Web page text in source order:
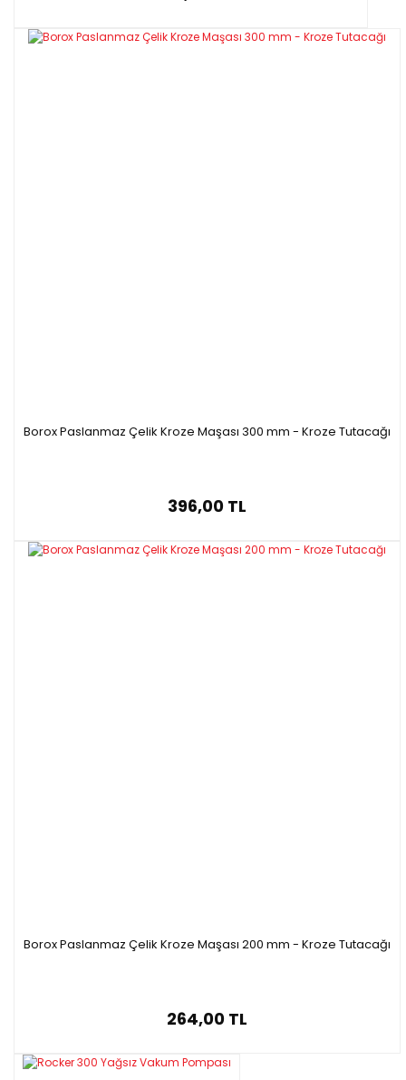
Borox Paslanmaz Çelik Kroze Maşası 300 mm - Kroze Tutacağı
396,00 TL
Borox Paslanmaz Çelik Kroze Maşası 200 mm - Kroze Tutacağı
264,00 TL